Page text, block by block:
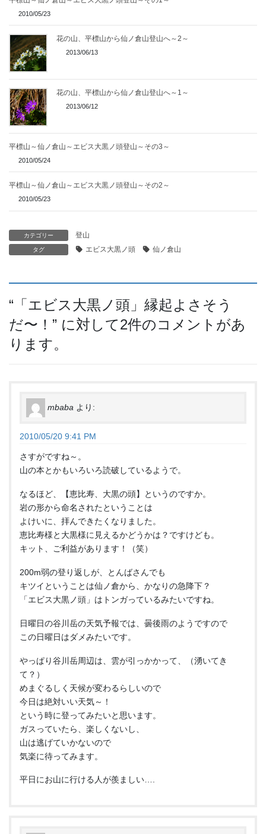
2010/05/23
花の山、平標山から仙ノ倉山登山へ～2～
2013/06/13
花の山、平標山から仙ノ倉山登山へ～1～
2013/06/12
平標山～仙ノ倉山～エビス大黒ノ頭登山～その3～
2010/05/24
平標山～仙ノ倉山～エビス大黒ノ頭登山～その2～
2010/05/23
カテゴリー 登山
タグ エビス大黒ノ頭 仙ノ倉山
“ 「エビス大黒ノ頭」縁起よさそう
だ〜！ ” に対して2件のコメントがあ
ります。
mbaba より:
2010/05/20 9:41 PM
さすがですね～。
山の本とかもいろいろ読破しているようで。
なるほど、【恵比寿、大黒の頭】というのですか。
岩の形から命名されたということは
よけいに、拝んできたくなりました。
恵比寿様と大黒様に見えるかどうかは？ですけども。
キット、ご利益があります！（笑）
200m弱の登り返しが、とんばさんでも
キツイということは仙ノ倉から、かなりの急降下？
「エビス大黒ノ頭」はトンガっているみたいですね。
日曜日の谷川岳の天気予報では、曇後雨のようですので
この日曜日はダメみたいです。
やっぱり谷川岳周辺は、雲が引っかかって、（湧いてき
て？）
めまぐるしく天候が変わるらしいので
今日は絶対いい天気～！
という時に登ってみたいと思います。
ガスっていたら、楽しくないし、
山は逃げていかないので
気楽に待ってみます。
平日にお山に行ける人が羨ましい….